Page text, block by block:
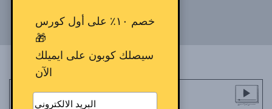
خصم ١٠٪ على أول كورس
🎁
سيصلك كوبون على ايميلك
الآن